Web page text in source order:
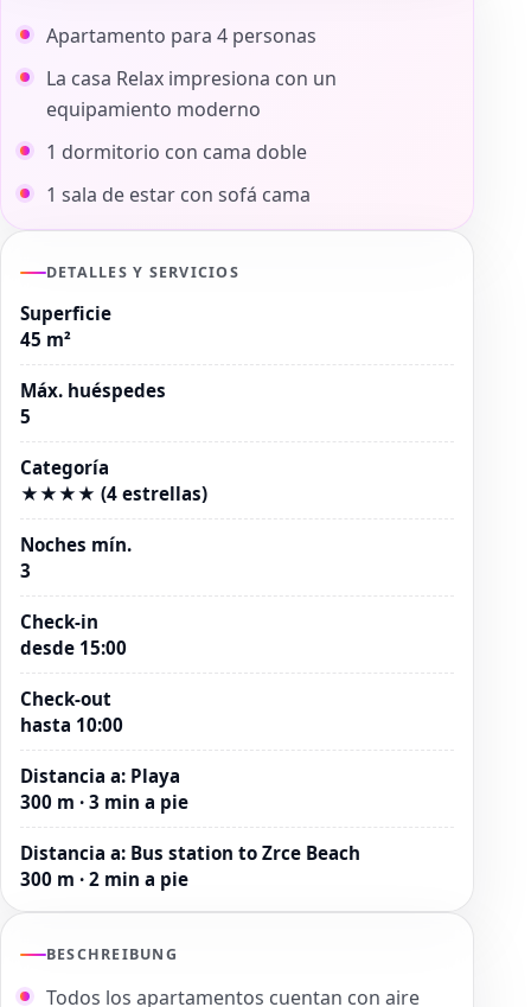
Apartamento para 4 personas
La casa Relax impresiona con un
equipamiento moderno
1 dormitorio con cama doble
1 sala de estar con sofá cama
DETALLES Y SERVICIOS
Superficie
45 m²
Máx. huéspedes
5
Categoría
★★★★ (4 estrellas)
Noches mín.
3
Check-in
desde 15:00
Check-out
hasta 10:00
Distancia a: Playa
300 m · 3 min a pie
Distancia a: Bus station to Zrce Beach
300 m · 2 min a pie
BESCHREIBUNG
Todos los apartamentos cuentan con aire